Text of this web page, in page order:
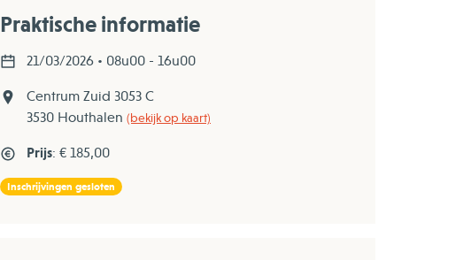
Praktische informatie
21/03/2026 • 08u00 - 16u00
Centrum Zuid 3053 C
3530 Houthalen (bekijk op kaart)
Prijs: € 185,00
Inschrijvingen gesloten